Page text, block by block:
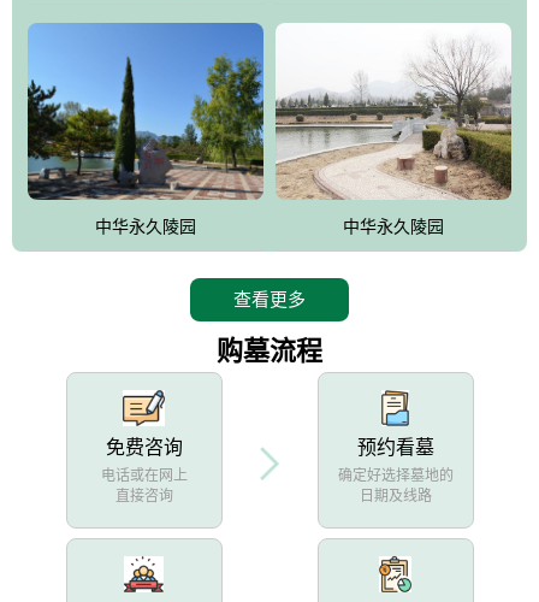
中华永久陵园 中华永久陵园
查看更多
购墓流程
免费咨询
电话或在网上
直接咨询
预约看墓
确定好选择墓地的
日期及线路